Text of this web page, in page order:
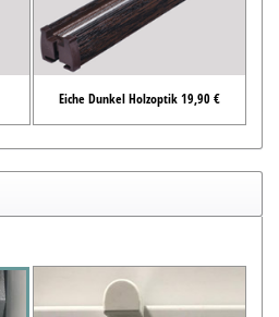
Eiche Dunkel Holzoptik 19,90 €